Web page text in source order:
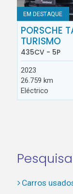
EM DESTAQUE
PORSCHE
TURISMO
435CV - 5P
2023
26.759 km
Eléctrico
Carros